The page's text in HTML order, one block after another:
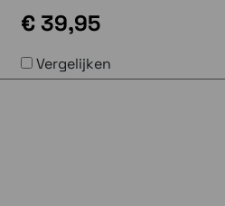
€ 39,95
Vergelijken